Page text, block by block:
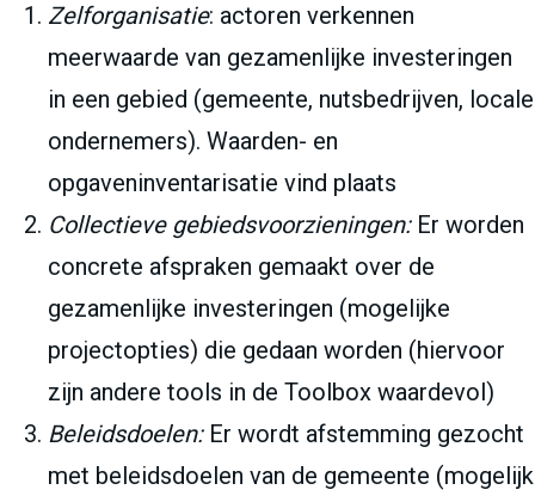
Zelforganisatie: actoren verkennen
meerwaarde van gezamenlijke investeringen
in een gebied (gemeente, nutsbedrijven, locale
ondernemers). Waarden- en
opgaveninventarisatie vind plaats
Collectieve gebiedsvoorzieningen:Er worden
concrete afspraken gemaakt over de
gezamenlijke investeringen (mogelijke
projectopties) die gedaan worden (hiervoor
zijn andere tools in de Toolbox waardevol)
Beleidsdoelen: Er wordt afstemming gezocht
met beleidsdoelen van de gemeente (mogelijk